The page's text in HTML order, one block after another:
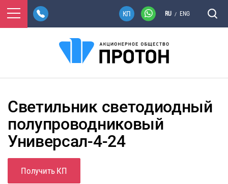
RU / ENG
Светильник светодиодный
полупроводниковый
Универсал-4-24
Получить КП